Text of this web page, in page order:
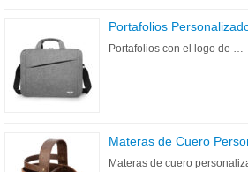
Portafolios
Portafolios con el logo de …
Materas de Cuero
Materas de cuero